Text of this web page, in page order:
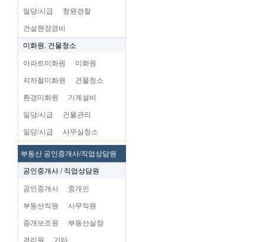
일당/시급 청원경찰
건설현장경비
미화원. 건물청소
아파트미화원 미화원
지하철미화원 건물청소
환경미화원 기계설비
일당/시급 건물관리
일당/시급 사무실청소
부동산 공인중개사/직업상담원
공인중개사 / 직업상담원
공인중개사 중개인
부동산직원 사무직원
중개보조원 부동산실장
경리원 기타